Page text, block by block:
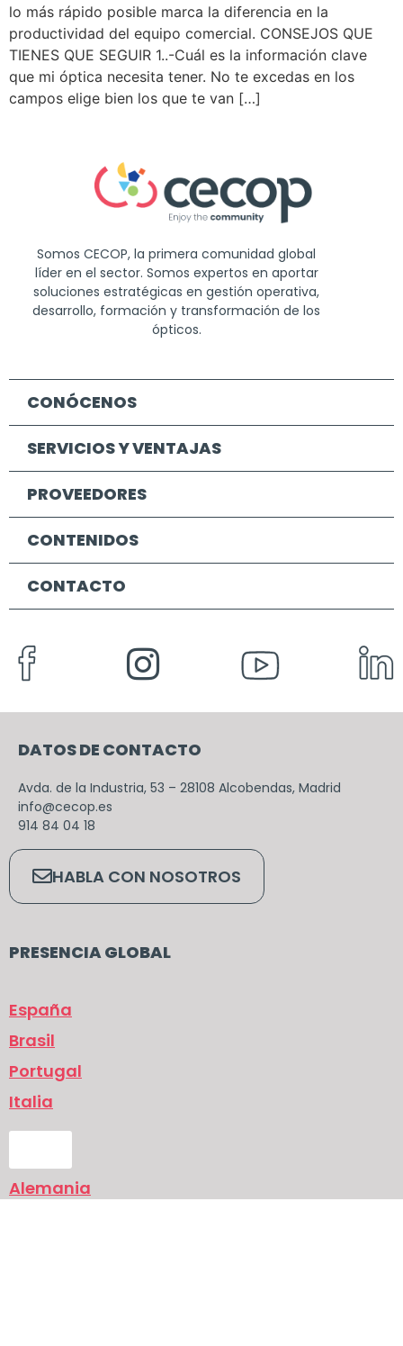
lo más rápido posible marca la diferencia en la
productividad del equipo comercial. CONSEJOS QUE
TIENES QUE SEGUIR 1..-Cuál es la información clave
que mi óptica necesita tener. No te excedas en los
campos elige bien los que te van […]
Somos CECOP, la primera comunidad global
líder en el sector. Somos expertos en aportar
soluciones estratégicas en gestión operativa,
desarrollo, formación y transformación de los
ópticos.
CONÓCENOS
SERVICIOS Y VENTAJAS
PROVEEDORES
CONTENIDOS
CONTACTO
DATOS DE CONTACTO
Avda. de la Industria, 53 – 28108 Alcobendas, Madrid
info@cecop.es
914 84 04 18
HABLA CON NOSOTROS
PRESENCIA GLOBAL
España
Brasil
Portugal
Italia
Alemania